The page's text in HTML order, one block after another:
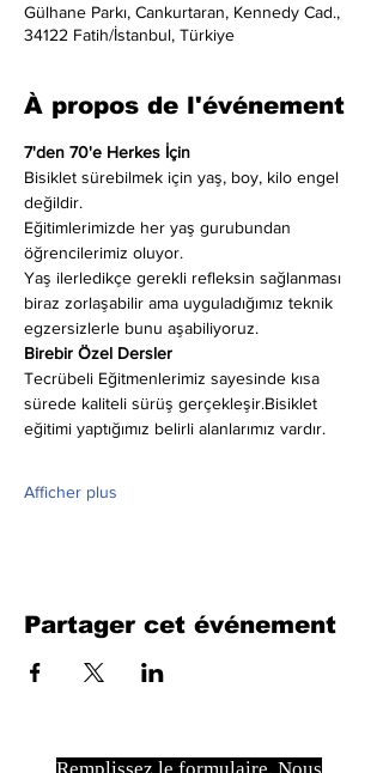
Gülhane Parkı, Cankurtaran, Kennedy Cad.,
34122 Fatih/İstanbul, Türkiye
À propos de l'événement
7'den 70'e Herkes İçin
Bisiklet sürebilmek için yaş, boy, kilo engel
değildir.
Eğitimlerimizde her yaş gurubundan
öğrencilerimiz oluyor.
Yaş ilerledikçe gerekli refleksin sağlanması
biraz zorlaşabilir ama uyguladığımız teknik
egzersizlerle bunu aşabiliyoruz.
Birebir Özel Dersler
Tecrübeli Eğitmenlerimiz sayesinde kısa
sürede kaliteli sürüş gerçekleşir.Bisiklet
eğitimi yaptığımız belirli alanlarımız vardır.
Afficher plus
Partager cet événement